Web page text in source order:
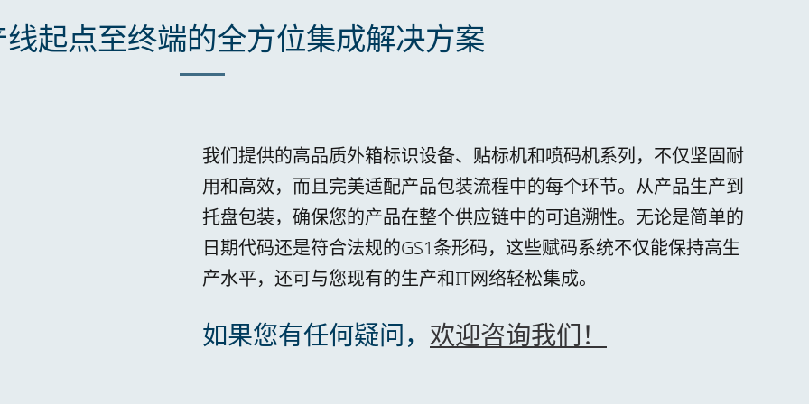
起点至终端的全方位集成解决方案
我们提供的高品质外箱标识设备、贴标机和喷码机系列，不仅坚固耐
用和高效，而且完美适配产品包装流程中的每个环节。从产品生产到
托盘包装，确保您的产品在整个供应链中的可追溯性。无论是简单的
日期代码还是符合法规的GS1条形码，这些赋码系统不仅能保持高生
产水平，还可与您现有的生产和IT网络轻松集成。
如果您有任何疑问， 欢迎咨询我们！